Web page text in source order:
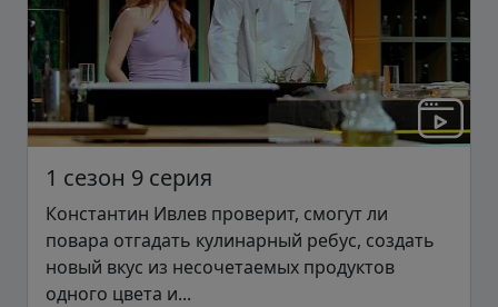
1 сезон 9 серия
Константин Ивлев проверит, смогут ли
повара отгадать кулинарный ребус, создать
новый вкус из несочетаемых продуктов
одного цвета и...